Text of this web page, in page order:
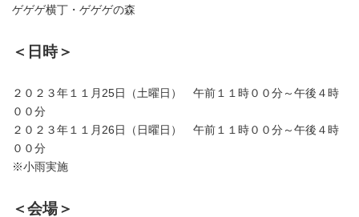
ゲゲゲ横丁・ゲゲゲの森
＜日時＞
２０２３年１１月25日（土曜日） 午前１１時００分～午後４時
００分
２０２３年１１月26日（日曜日） 午前１１時００分～午後４時
００分
※小雨実施
＜会場＞